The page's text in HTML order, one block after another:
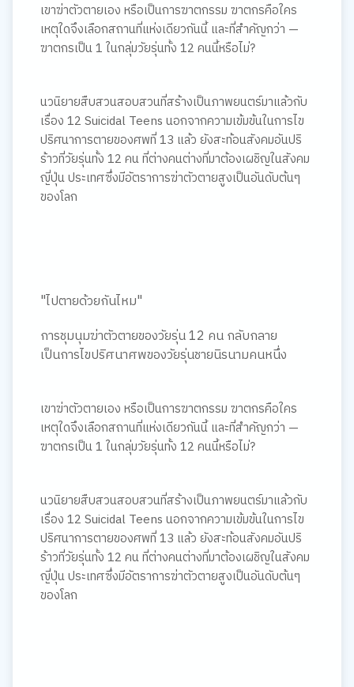
เขาฆ่าตัวตายเอง หรือเป็นการฆาตกรรม ฆาตกรคือใคร
เหตุใดจึงเลือกสถานที่แห่งเดียวกันนี้ และที่สำคัญกว่า —
ฆาตกรเป็น 1 ในกลุ่มวัยรุ่นทั้ง 12 คนนี้หรือไม่?
นวนิยายสืบสวนสอบสวนที่สร้างเป็นภาพยนตร์มาแล้วกับ
เรื่อง 12 Suicidal Teens นอกจากความเข้มข้นในการไข
ปริศนาการตายของศพที่ 13 แล้ว ยังสะท้อนสังคมอันปริ
ร้าวที่วัยรุ่นทั้ง 12 คน ที่ต่างคนต่างที่มาต้องเผชิญในสังคม
ญี่ปุ่น ประเทศซึ่งมีอัตราการฆ่าตัวตายสูงเป็นอันดับต้นๆ
ของโลก
"ไปตายด้วยกันไหม"
การชุมนุมฆ่าตัวตายของวัยรุ่น 12 คน กลับกลาย
เป็นการไขปริศนาศพของวัยรุ่นชายนิรนามคนหนึ่ง
เขาฆ่าตัวตายเอง หรือเป็นการฆาตกรรม ฆาตกรคือใคร
เหตุใดจึงเลือกสถานที่แห่งเดียวกันนี้ และที่สำคัญกว่า —
ฆาตกรเป็น 1 ในกลุ่มวัยรุ่นทั้ง 12 คนนี้หรือไม่?
นวนิยายสืบสวนสอบสวนที่สร้างเป็นภาพยนตร์มาแล้วกับ
เรื่อง 12 Suicidal Teens นอกจากความเข้มข้นในการไข
ปริศนาการตายของศพที่ 13 แล้ว ยังสะท้อนสังคมอันปริ
ร้าวที่วัยรุ่นทั้ง 12 คน ที่ต่างคนต่างที่มาต้องเผชิญในสังคม
ญี่ปุ่น ประเทศซึ่งมีอัตราการฆ่าตัวตายสูงเป็นอันดับต้นๆ
ของโลก